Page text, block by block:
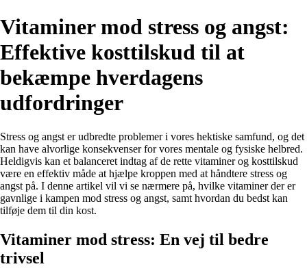
Vitaminer mod stress og angst:
Effektive kosttilskud til at
bekæmpe hverdagens
udfordringer
Stress og angst er udbredte problemer i vores hektiske samfund, og det
kan have alvorlige konsekvenser for vores mentale og fysiske helbred.
Heldigvis kan et balanceret indtag af de rette vitaminer og kosttilskud
være en effektiv måde at hjælpe kroppen med at håndtere stress og
angst på. I denne artikel vil vi se nærmere på, hvilke vitaminer der er
gavnlige i kampen mod stress og angst, samt hvordan du bedst kan
tilføje dem til din kost.
Vitaminer mod stress: En vej til bedre
trivsel